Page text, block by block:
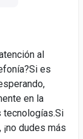
al
es
en la
tecnologías.Si
dudes más